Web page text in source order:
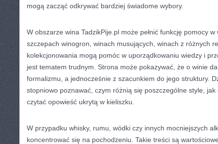
mogą zacząć odkrywać bardziej świadome wybory.
W obszarze wina TadzikPije.pl może pełnić funkcję pomocy w
szczepach winogron, winach musujących, winach z różnych
kolekcjonowania mogą pomóc w uporządkowaniu wiedzy i
jest tematem trudnym. Strona może pokazywać, że o winie
formalizmu, a jednocześnie z szacunkiem do jego struktury.
stopniowo poznawać, czym różnią się poszczególne style,
czytać opowieść ukrytą w kieliszku.
W przypadku whisky, rumu, wódki czy innych mocniejszych
koncentrować się na pochodzeniu. Takie treści są